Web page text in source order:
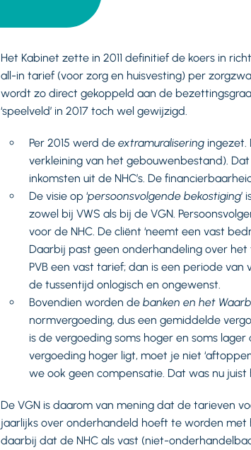
Het Kabinet zette in 2011 definitief de koers in
all-in tarief (voor zorg en huisvesting) per
wordt zo direct gekoppeld aan de
‘speelveld’ in 2017 toch wel gewijzigd.
Per 2015 werd de extramuraliseringingezet.
verkleining van het gebouwenbestand).
inkomsten uit de NHC’s. De
De visie op ‘persoonsvolgende bekostiging’
zowel bij VWS als bij de VGN.
voor de NHC. De cliënt ‘neemt een vast
Daarbij past geen onderhandeling over
PVB een vast tarief; dan is een periode
de tussentijd onlogisch en ongewenst.
Bovendien worden de banken en het
normvergoeding, dus een gemiddelde
is de vergoeding soms hoger en soms
vergoeding hoger ligt, moet je niet
we ook geen compensatie. Dat was nu
De VGN is daarom van mening dat de tarieven
jaarlijks over onderhandeld hoeft te worden met
daarbij dat de NHC als vast (niet-